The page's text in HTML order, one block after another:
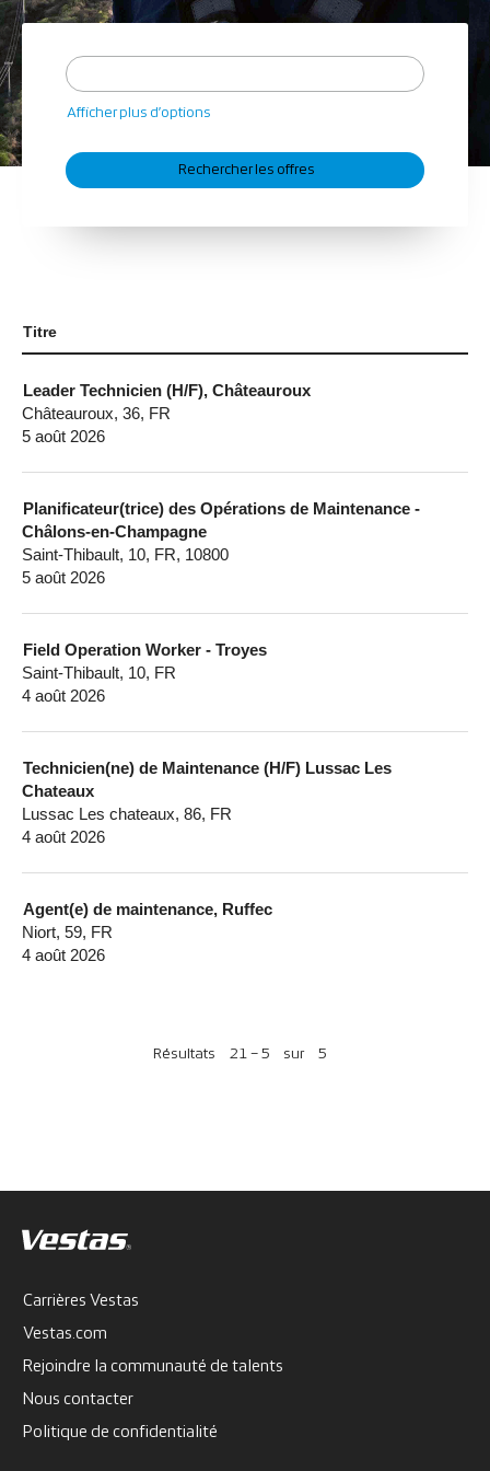
Afficher plus d’options
Titre
Leader Technicien (H/F), Châteauroux
Châteauroux, 36, FR
5 août 2026
Planificateur(trice) des Opérations de Maintenance -
Châlons-en-Champagne
Saint-Thibault, 10, FR, 10800
5 août 2026
Field Operation Worker - Troyes
Saint-Thibault, 10, FR
4 août 2026
Technicien(ne) de Maintenance (H/F) Lussac Les
Chateaux
Lussac Les chateaux, 86, FR
4 août 2026
Agent(e) de maintenance, Ruffec
Niort, 59, FR
4 août 2026
Résultats 21 – 5 sur 5
Carrières Vestas
Vestas.com
Rejoindre la communauté de talents
Nous contacter
Politique de confidentialité